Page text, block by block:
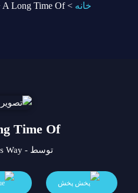
خانه >
A Long Time Of ...
Time Of …
توسط - The Endless Way
پخش